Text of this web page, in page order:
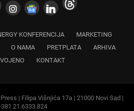
KONFERENCIJA
MARKETING
O NAMA PRETPLATA
ARHIVA
KONTAKT
| Filipa Višnjića 17a | 21000 Novi Sad |